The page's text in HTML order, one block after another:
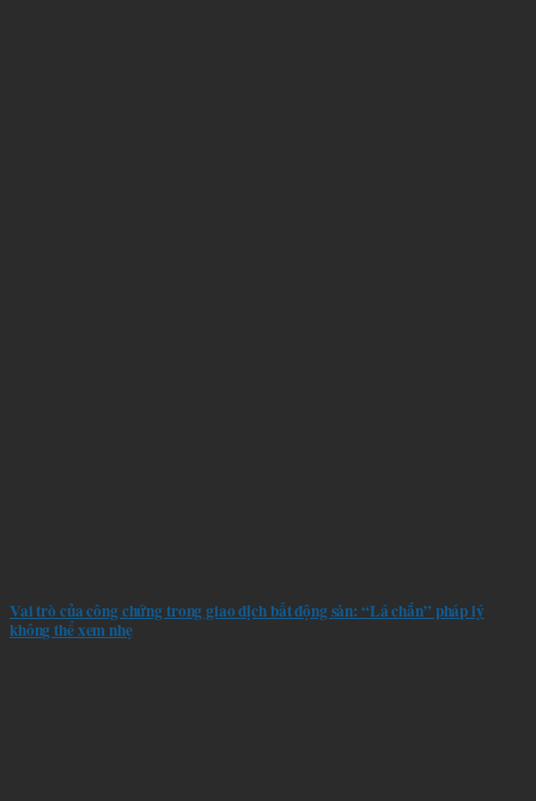
Vai trò của công chứng trong giao dịch bất động sản: “Lá chắn” pháp lý
không thể xem nhẹ